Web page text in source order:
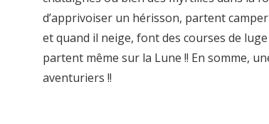
d’apprivoiser un hérisson, partent
et quand il neige, font des courses de
partent même sur la Lune !! En somme,
aventuriers !!